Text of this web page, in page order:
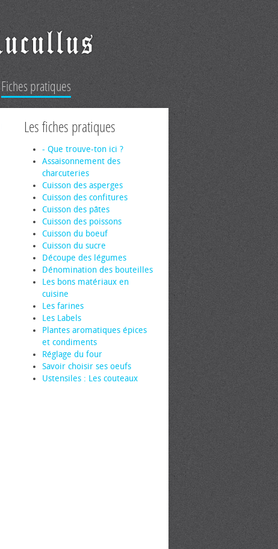
Fiches pratiques
Les fiches pratiques
- Que trouve-ton ici ?
Assaisonnement des
charcuteries
Cuisson des asperges
Cuisson des confitures
Cuisson des pâtes
Cuisson des poissons
Cuisson du boeuf
Cuisson du sucre
Découpe des légumes
Dénomination des bouteilles
Les bons matériaux en
cuisine
Les farines
Les Labels
Plantes aromatiques épices
et condiments
Réglage du four
Savoir choisir ses œufs
Ustensiles : Les couteaux